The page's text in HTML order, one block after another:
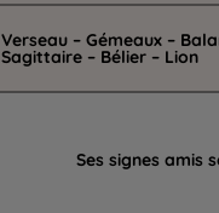
Verseau – Gémeaux –
Sagittaire – Bélier – Lion
Ses signes amis